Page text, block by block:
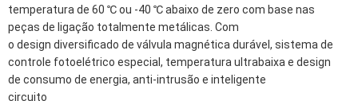
temperatura de 60 ℃ ou -40 ℃ abaixo de zero com base nas
peças de ligação totalmente metálicas. Com
o design diversificado de válvula magnética durável, sistema de
controle fotoelétrico especial, temperatura ultrabaixa e design
de consumo de energia, anti-intrusão e inteligente
circuito